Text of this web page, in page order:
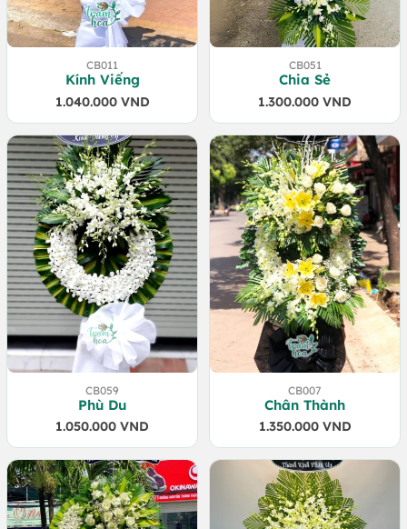
CB011
Kính Viếng
1.040.000 VND
CB051
Chia Sẻ
1.300.000 VND
CB059
Phù Du
1.050.000 VND
CB007
Chân Thành
1.350.000 VND